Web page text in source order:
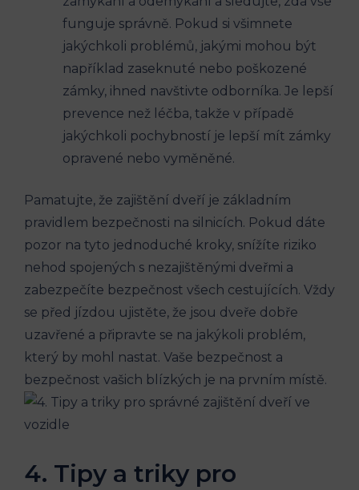
funguje ​správně. Pokud si⁤ všimnete
jakýchkoli ​problémů, jakými mohou být
‍například zaseknuté nebo ​poškozené
zámky, ihned navštivte odborníka. ⁤Je‍ lepší
prevence než léčba, takže ⁣v případě
jakýchkoli pochybností je lepší mít zámky
opravené ⁢nebo ⁣vyměněné.
Pamatujte, že zajištění dveří je základním
pravidlem bezpečnosti na silnicích. Pokud dáte
pozor na tyto jednoduché kroky, snížíte riziko
nehod spojených s nezajištěnými dveřmi a
zabezpečíte bezpečnost všech cestujících. Vždy
​se před jízdou ujistěte, že jsou‍ dveře dobře
uzavřené a připravte se na⁢ jakýkoli ‌problém,
‌který by mohl nastat. Vaše bezpečnost a
bezpečnost vašich blízkých je na prvním místě.
4. Tipy a triky‍ pro